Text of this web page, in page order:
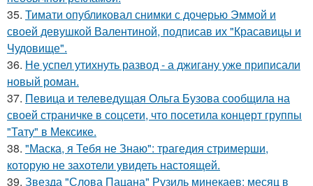
35. Тимати опубликовал снимки с дочерью Эммой и
своей девушкой Валентиной, подписав их "Красавицы и
Чудовище".
36. Не успел утихнуть развод - а джигану уже приписали
новый роман.
37. Певица и телеведущая Ольга Бузова сообщила на
своей страничке в соцсети, что посетила концерт группы
"Тату" в Мексике.
38. "Маска, я Тебя не Знаю": трагедия стримерши,
которую не захотели увидеть настоящей.
39. Звезда "Слова Пацана" Рузиль минекаев: месяц в